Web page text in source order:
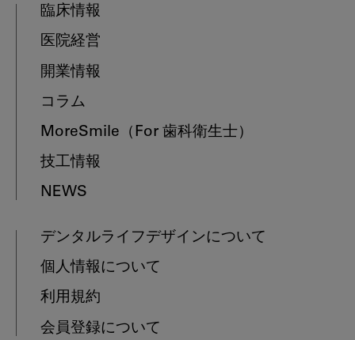
臨床情報
医院経営
開業情報
コラム
MoreSmile （For 歯科衛生士）
技工情報
NEWS
デンタルライフデザインについて
個人情報について
利用規約
会員登録について